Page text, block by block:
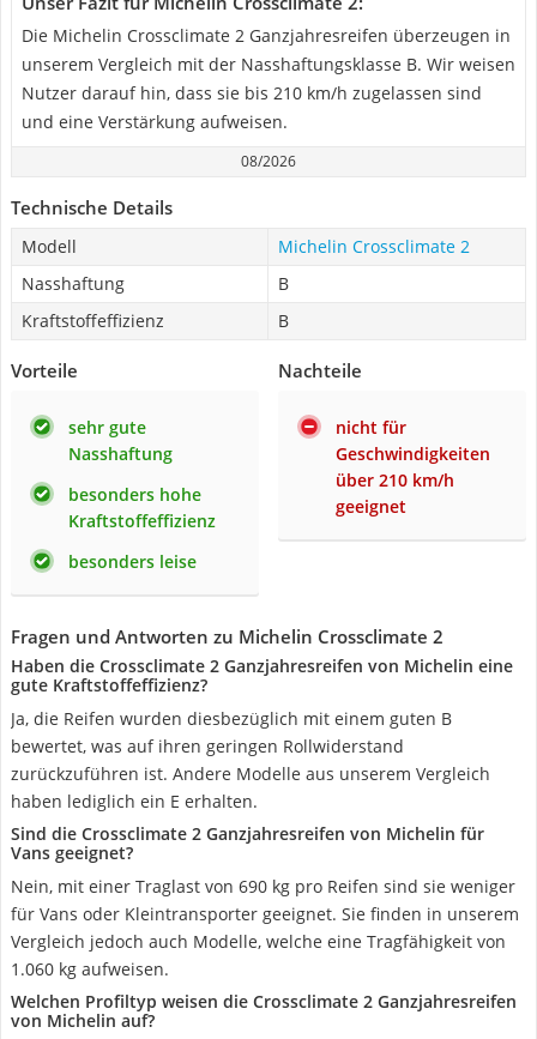
Die Michelin Crossclimate 2 Ganzjahresreifen überzeugen in
unserem Vergleich mit der Nasshaftungsklasse B. Wir weisen
Nutzer darauf hin, dass sie bis 210 km/h zugelassen sind
und eine Verstärkung aufweisen.
08/2026
Technische Details
Modell
Michelin Crossclimate 2
Nasshaftung
B
Kraftstoffeffizienz
B
Vorteile
sehr gute
Nasshaftung
besonders hohe
Kraftstoffeffizienz
besonders leise
Nachteile
nicht für
Geschwindigkeiten
über 210 km/h
geeignet
Fragen und Antworten zu Michelin Crossclimate 2
Haben die Crossclimate 2 Ganzjahresreifen von Michelin eine
gute Kraftstoffeffizienz?
Ja, die Reifen wurden diesbezüglich mit einem guten B
bewertet, was auf ihren geringen Rollwiderstand
zurückzuführen ist. Andere Modelle aus unserem Vergleich
haben lediglich ein E erhalten.
Sind die Crossclimate 2 Ganzjahresreifen von Michelin für
Vans geeignet?
Nein, mit einer Traglast von 690 kg pro Reifen sind sie weniger
für Vans oder Kleintransporter geeignet. Sie finden in unserem
Vergleich jedoch auch Modelle, welche eine Tragfähigkeit von
1.060 kg aufweisen.
Welchen Profiltyp weisen die Crossclimate 2 Ganzjahresreifen
von Michelin auf?